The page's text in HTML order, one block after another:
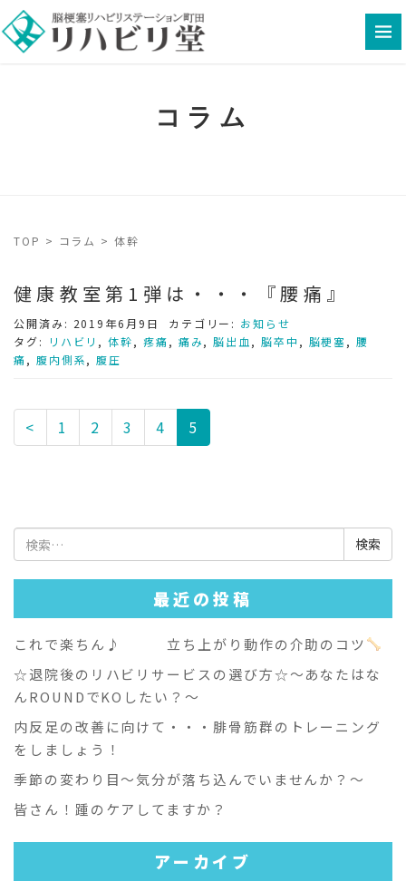
コラム
TOP > コラム >体幹
健康教室第1弾は・・・『腰痛』
公開済み: 2019年6月9日 カテゴリー: お知らせ
タグ:
リハビリ ,体幹, 疼痛, 痛み,脳出血 , 脳卒中 , 脳梗塞,腰
痛, 腹内側系,腹圧
< 1 2 3 4 5
検
索:
最近の投稿
これで楽ちん♪ 立ち上がり動作の介助のコツ
☆退院後のリハビリサービスの選び方☆～あなたはな
んROUNDでKOしたい？～
内反足の改善に向けて・・・腓骨筋群のトレーニング
をしましょう！
季節の変わり目～気分が落ち込んでいませんか？～
皆さん！踵のケアしてますか？
アーカイブ